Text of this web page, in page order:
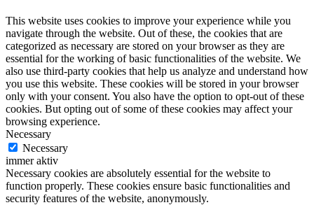
This website uses cookies to improve your experience while you
navigate through the website. Out of these, the cookies that are
categorized as necessary are stored on your browser as they are
essential for the working of basic functionalities of the website. We
also use third-party cookies that help us analyze and understand how
you use this website. These cookies will be stored in your browser
only with your consent. You also have the option to opt-out of these
cookies. But opting out of some of these cookies may affect your
browsing experience.
Necessary
Necessary
immer aktiv
Necessary cookies are absolutely essential for the website to
function properly. These cookies ensure basic functionalities and
security features of the website, anonymously.